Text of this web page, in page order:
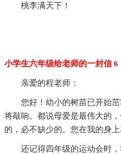
桃李满天下！
小学生六年级给老师的一封信 6
亲爱的程老师：
您好！幼小的树苗已开始
将敲响。都说母爱是最伟大的
的，必不缺少的。您在我的身
还记得四年级的运动会时